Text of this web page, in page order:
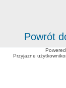
Powrót
Przyjazne